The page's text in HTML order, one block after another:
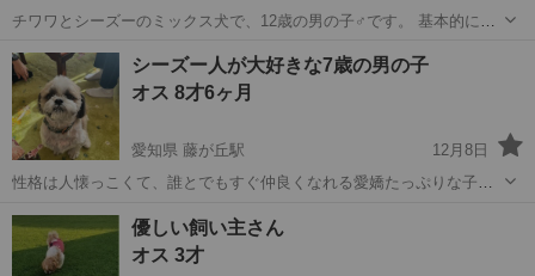
チワワとシーズーのミックス犬で、12歳の男の子♂です。 基本的に
が、警戒心も強く、周囲の音や人などに反応し、吠えてしまいます。
良好 マイクロチップ有 ワクチ...
愛知 東海市 太田川駅 シーズー 小型犬
シーズー人が大好きな7歳の男の子
オス 8才6ヶ月
愛知県 藤が丘駅
12月8日
性格は人懐っこくて、誰とでもすぐ仲良くなれる愛嬌たっぷりな子で
次第でちゃんと守ってくれる子です。 体重12kg 年齢8.5歳 皮膚・耳が
弱く 定期的なトリミング...
愛知 名古屋市 藤が丘駅
優しい飼い主さん
オス 3才